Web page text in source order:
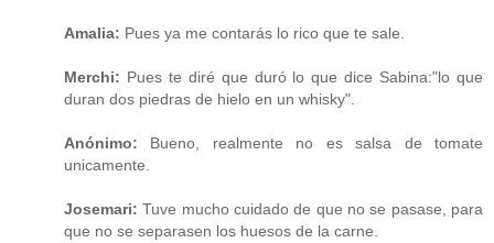
Amalia: Pues ya me contarás lo rico que te sale.
Merchi: Pues te diré que duró lo que dice Sabina:"lo que
duran dos piedras de hielo en un whisky".
Anónimo: Bueno, realmente no es salsa de tomate
unicamente.
Josemari: Tuve mucho cuidado de que no se pasase, para
que no se separasen los huesos de la carne.